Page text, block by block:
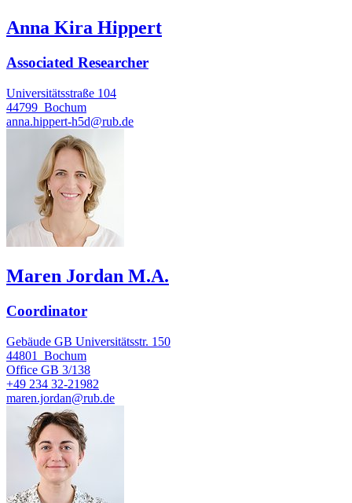
Anna Kira Hippert
Associated Researcher
Universitätsstraße 104
44799 Bochum
anna.hippert-h5d@rub.de
Maren Jordan M.A.
Coordinator
Gebäude GB Universitätsstr. 150
44801
Bochum
Office GB 3/138
+49 234 32-21982
maren.jordan@rub.de